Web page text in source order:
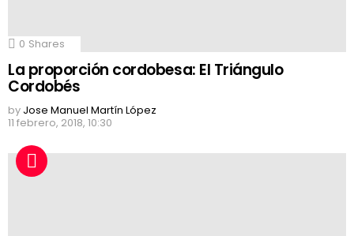
0 Shares
La proporción cordobesa: El Triángulo
Cordobés
by Jose Manuel Martín López
11 febrero, 2018, 10:30